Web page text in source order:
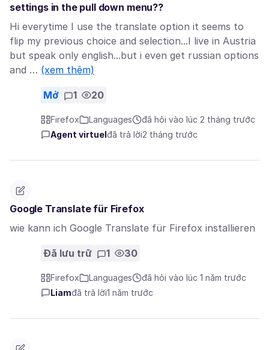
settings in the pull down menu??
Hi everytime I use the translate option it seems to
flip my previous choice and selection...I live in Austria
but speak only english...but i even get russian options
and … (xem thêm)
Mở 1 20
Firefox Languages
đã hỏi vào lúc 2 tháng trước
Agent virtuel đã trả lời2 tháng trước
Google Translate für Firefox
wie kann ich Google Translate für Firefox installieren
Đã lưu trữ 1 30
Firefox Languages
đã hỏi vào lúc 1 năm trước
Liamđã trả lời1 năm trước